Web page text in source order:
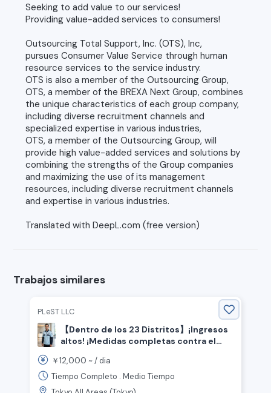
Seeking to add value to our services!
Providing value-added services to consumers!
Outsourcing Total Support, Inc. (OTS), Inc,
pursues Consumer Value Service through human
resource services to the service industry.
OTS is also a member of the Outsourcing Group,
OTS, a member of the BREXA Next Group, combines
the unique characteristics of each group company,
including diverse recruitment channels and
specialized expertise in various industries,
OTS, a member of the Outsourcing Group, will
provide high value-added services and solutions by
combining the strengths of the Group companies
and maximizing the use of its management
resources, including diverse recruitment channels
and expertise in various industries.
Translated with DeepL.com (free version)
Trabajos similares
PLeST LLC
【Dentro de los 23 Distritos】¡Ingresos
altos! ¡Medidas completas contra el
para dirigir el tráfico!
￥12,000 ~ /dia
Tiempo Completo . Medio Tiempo